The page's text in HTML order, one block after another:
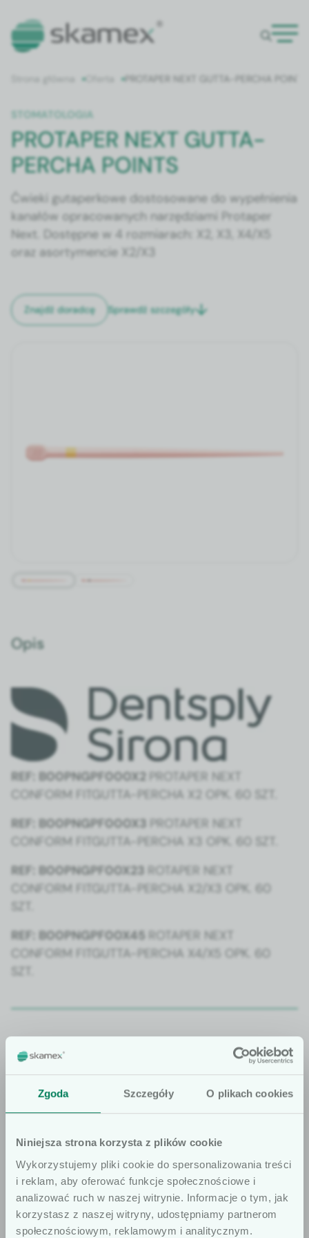
Zgoda Szczegóły O plikach cookies
Niniejsza strona korzysta z plików cookie
Wykorzystujemy pliki cookie do spersonalizowania treści
i reklam, aby oferować funkcje społecznościowe i
analizować ruch w naszej witrynie. Informacje o tym, jak
korzystasz z naszej witryny, udostępniamy partnerom
społecznościowym, reklamowym i analitycznym.
Oferta PROTAPER NEXT GUTTA-PERCHA POINTS
STOMATOLOGIA
PROTAPER NEXT GUTTA-
PERCHA POINTS
Ćwieki gutaperkowe dostosowane do wypełnienia
kanałów opracowanych narzędziami Protaper
Next. Dostępne w 4 rozmiarach: X2, X3, X4/X5
oraz asortymencie X2/X3
Znajdź doradcę Sprawdź szczegóły
Opis
REF: B00PNGPF000X2 PROTAPER NEXT
CONFORM FITGUTTA-PERCHA X2 OPK. 60 SZT.
REF: B00PNGPF000X3 PROTAPER NEXT
CONFORM FITGUTTA-PERCHA X3 OPK. 60 SZT.
REF: B00PNGPF00X23 ROTAPER NEXT
CONFORM FITGUTTA-PERCHA X2/X3 OPK. 60
SZT.
REF: B00PNGPF00X45 ROTAPER NEXT
CONFORM FITGUTTA-PERCHA X4/X5 OPK. 60
SZT.
Jeśli masz jakiekolwiek pytania do
oferty, pamiętaj, że jesteśmy do
Twojej dyspozycji.
Znajdź doradcę